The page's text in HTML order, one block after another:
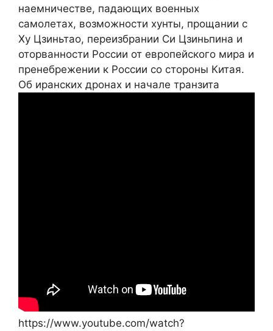
наемничестве, падающих военных
самолетах, возможности хунты, прощании с
Ху Цзиньтао, переизбрании Си Цзиньпина и
оторванности России от европейского мира и
пренебрежении к России со стороны Китая.
Об иранских дронах и начале транзита
https://www.youtube.com/watch?